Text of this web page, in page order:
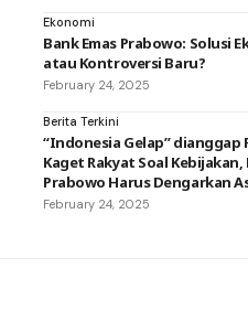
Ekonomi
Bank Emas Prabowo: Solusi
atau Kontroversi Baru?
February 24, 2025
Berita Terkini
“Indonesia Gelap” dianggap
Kaget Rakyat Soal Kebijakan,
Prabowo Harus Dengarkan
February 24, 2025